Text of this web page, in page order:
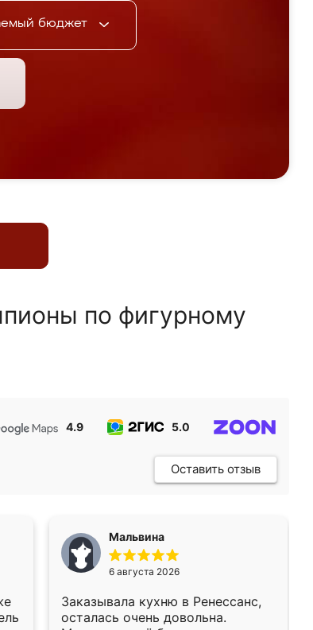
бюджет
по фигурному
4.9 5.0
Оставить отзыв
Мальвина
6 августа 2026
Заказывала кухню в Ренессанс,
осталась очень довольна.